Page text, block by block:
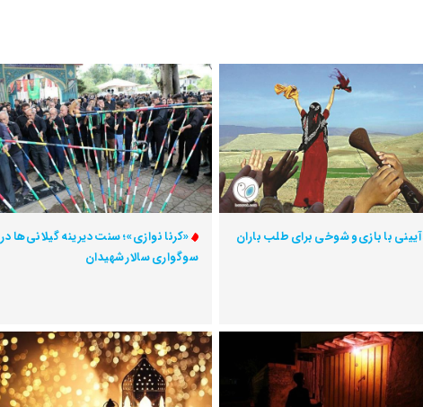
آیینی با بازی و شوخی برای طلب باران
«کرنا نوازی»؛ سنت دیرینه گیلانی‌ها در
سوگواری سالار شهیدان